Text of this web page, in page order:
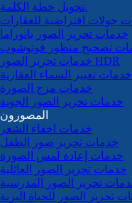
تحويل خطة الكلمة.
جولات افتراضية للعقارات
خدمات تحرير الصور بانوراما
تصحيح منظور فوتوشوب
خدمات تحرير الصور HDR
خدمات تغيير السماء العقارية
خدمات مزج الصورة
خدمات تحرير الصور الجوية
المصورون
خدمات اخفاء الشعر
خدمات تحرير صور الطفل
خدمات إعادة لمس الصورة
خدمات تحرير الصور العائلية
تحرير الصور المدرسية
تحرير الصور للحياة البرية